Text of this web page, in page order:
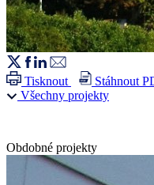
Tisknout
Stáhnout
Všechny projekty
Obdobné projekty